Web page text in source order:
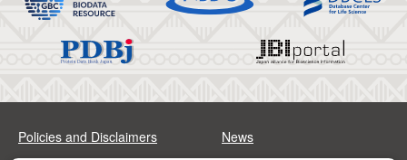
Policies and Disclaimers News